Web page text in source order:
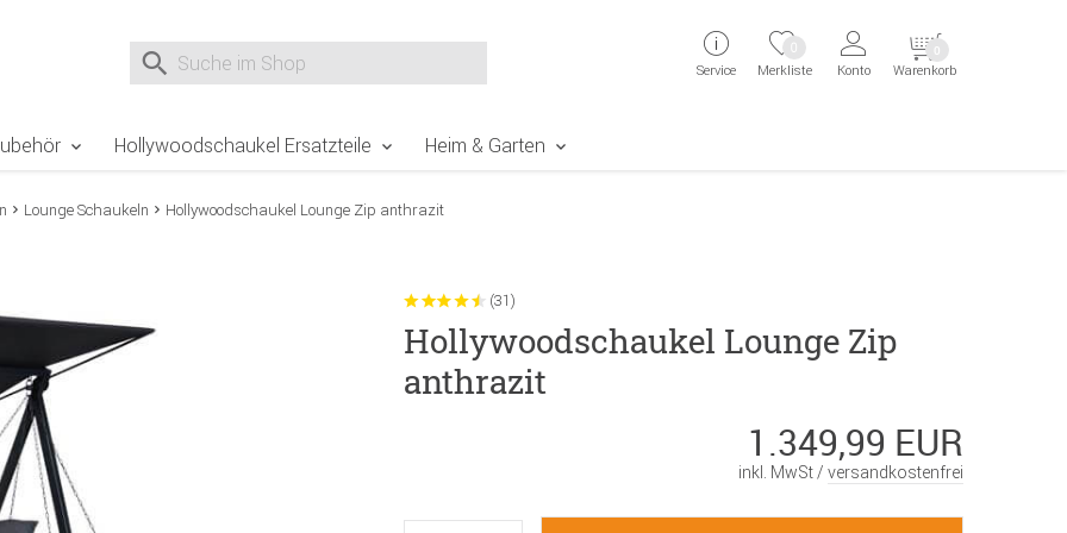
Suche nach
Service Merkliste
0
Konto Warenkorb
0
Hollywoodschaukel Ersatzteile Heim & Garten
Lounge Schaukeln Hollywoodschaukel Lounge Zip anthrazit
(31)
Hollywoodschaukel Lounge Zip
anthrazit
1.349,99 EUR
inkl. MwSt / versandkostenfrei